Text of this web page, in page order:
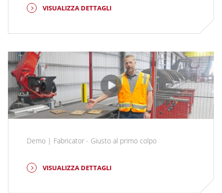
VISUALIZZA DETTAGLI
Demo | Fabricator - Giusto al primo colpo
VISUALIZZA DETTAGLI